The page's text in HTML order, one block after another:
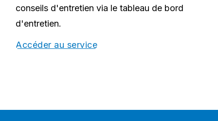
conseils d'entretien via le tableau de bord
d'entretien.
Accéder au service